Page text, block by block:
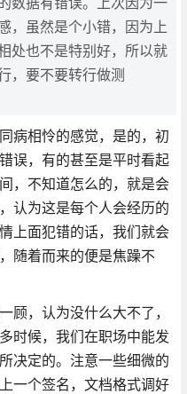
，虽然是个小错，因为上
处也不是特别好，所以就
，要不要转行做测
病相怜的感觉，是的，初
误，有的甚至是平时看起
，不知道怎么的，就是会
认为这是每个人会经历的
上面犯错的话，我们就会
随着而来的便是焦躁不
顾，认为没什么大不了，
时候，我们在职场中能发
决定的。注意一些细微的
一个签名，文档格式调好